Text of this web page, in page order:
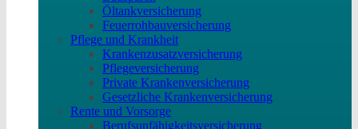
Öltankversicherung
Feuerrohbauversicherung
Pflege und Krankheit
Krankenzusatzversicherung
Pflegeversicherung
Private Krankenversicherung
Gesetzliche Krankenversicherung
Rente und Vorsorge
Berufs­unfähigkeitsversicherung